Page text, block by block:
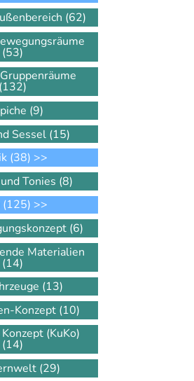
(62)
(53)
(132)
(9)
Sessel (15)
(38) >>
Tonies (8)
(125) >>
(6)
Materialien
(14)
(13)
Konzept (10)
(KuKo)
(14)
(29)